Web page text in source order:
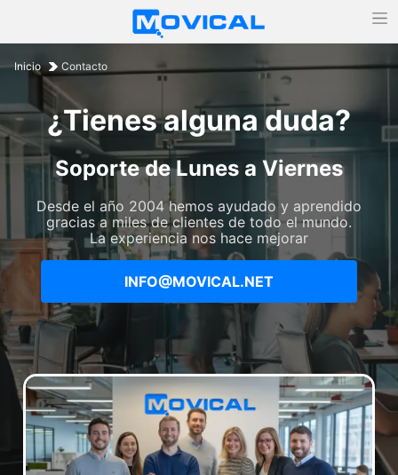
Inicio Contacto
¿Tienes alguna duda?
Soporte de Lunes a Viernes
Desde el año 2004 hemos ayudado y aprendido
gracias a miles de clientes de todo el mundo.
La experiencia nos hace mejorar
INFO@MOVICAL.NET